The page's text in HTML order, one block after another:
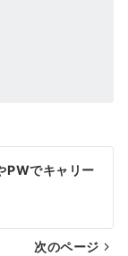
PWでキャリー
次のページ